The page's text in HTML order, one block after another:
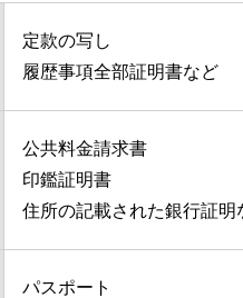
定款の写し
履歴事項全部証明書など
公共料金請求書
印鑑証明書
住所の記載された銀行証明
パスポート